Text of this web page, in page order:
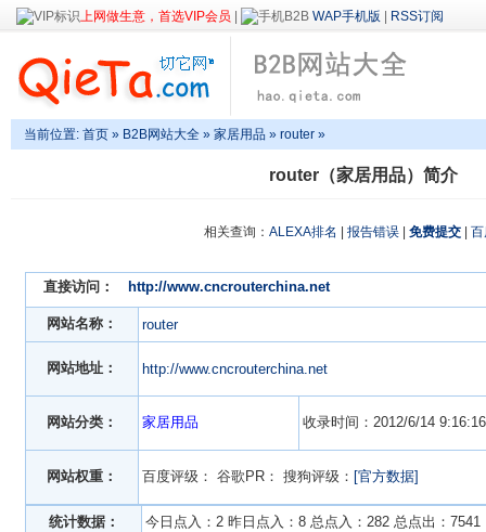
上网做生意，首选VIP会员 WAP手机版 RSS订阅
当前位置: 首页 » B2B网站大全 » 家居用品 » router »
router（家居用品）简介
相关查询： ALEXA排名 报告错误 免费提交
直接访问： http://www.cncrouterchina.net
网站名称： router
网站地址： http://www.cncrouterchina.net
网站分类： 家居用品 收录时间：2012/6/14 9:16:16
网站权重： 百度评级： 谷歌PR： 搜狗评级： [官方数据]
统计数据： 今日点入：2 昨日点入：8 总点入：282 总点出：7541